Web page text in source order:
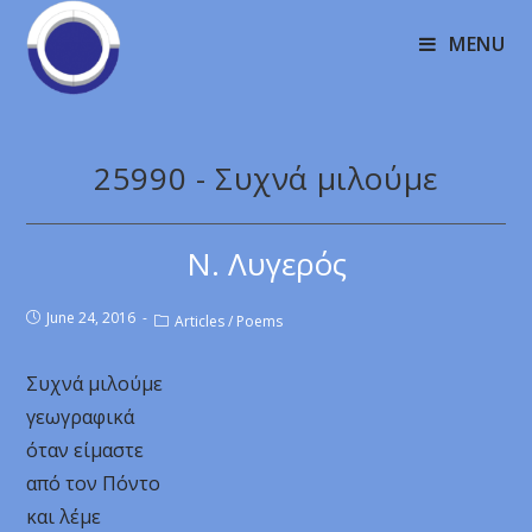
MENU
25990 - Συχνά μιλούμε
Ν. Λυγερός
June 24, 2016 Articles / Poems
Συχνά μιλούμε
γεωγραφικά
όταν είμαστε
από τον Πόντο
και λέμε